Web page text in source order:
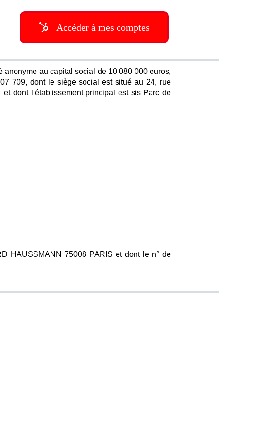
Accéder à mes comptes
anonyme au capital social de 10 080 000 euros,
709, dont le siège social est situé au 24, rue
dont l’établissement principal est sis Parc de
HAUSSMANN 75008 PARIS et dont le n° de